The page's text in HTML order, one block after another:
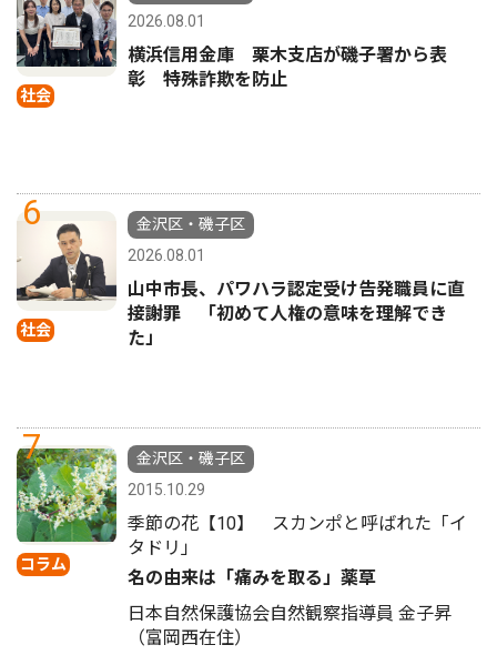
社会
2026.08.01
横浜信用金庫 栗木支店が磯子署から表
彰 特殊詐欺を防止
6
社会
金沢区・磯子区
2026.08.01
山中市長、パワハラ認定受け告発職員に直
接謝罪 「初めて人権の意味を理解でき
た」
7
コラム
金沢区・磯子区
2015.10.29
季節の花【10】 スカンポと呼ばれた「イ
タドリ」
名の由来は「痛みを取る」薬草
日本自然保護協会自然観察指導員 金子昇
（富岡西在住）